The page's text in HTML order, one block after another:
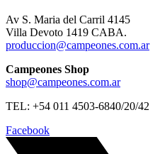
Av S. Maria del Carril 4145
Villa Devoto 1419 CABA.
produccion@campeones.com.ar
Campeones Shop
shop@campeones.com.ar
TEL: +54 011 4503-6840/20/42
Facebook